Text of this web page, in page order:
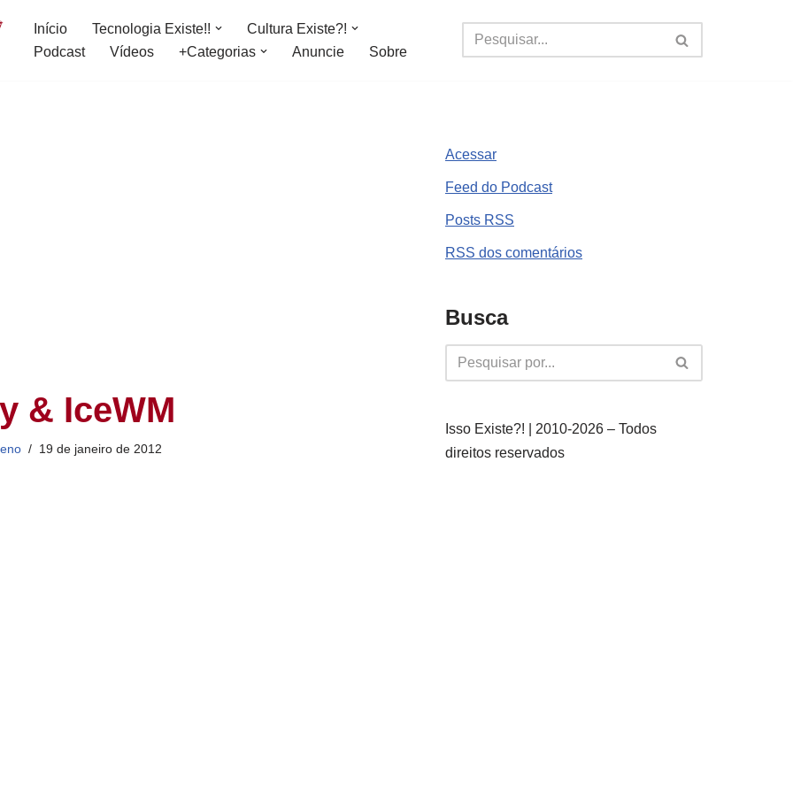
Início Tecnologia Existe!!
Cultura Existe?!
Podcast
Vídeos +Categorias Anuncie Sobre
& IceWM
19 de janeiro de 2012
Acessar
Feed do Podcast
Posts RSS
RSS dos comentários
Busca
Isso Existe?! | 2010-2026 – Todos
direitos reservados